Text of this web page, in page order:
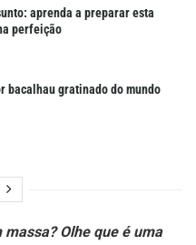
aprenda a preparar esta
perfeição
bacalhau gratinado do mundo
Olhe que é uma